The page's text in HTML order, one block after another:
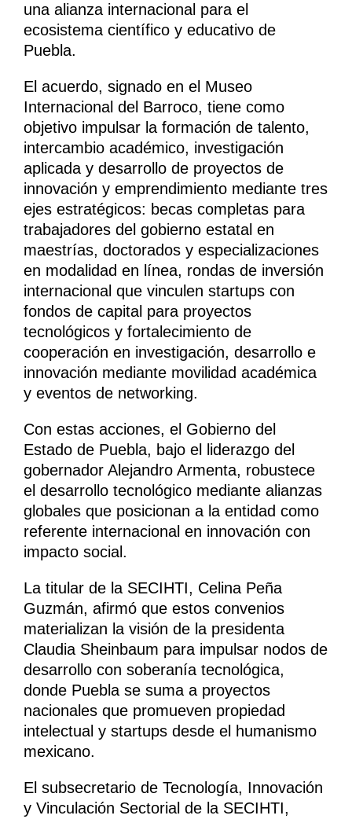
una alianza internacional para el
ecosistema científico y educativo de
Puebla.
El acuerdo, signado en el Museo
Internacional del Barroco, tiene como
objetivo impulsar la formación de talento,
intercambio académico, investigación
aplicada y desarrollo de proyectos de
innovación y emprendimiento mediante tres
ejes estratégicos: becas completas para
trabajadores del gobierno estatal en
maestrías, doctorados y especializaciones
en modalidad en línea, rondas de inversión
internacional que vinculen startups con
fondos de capital para proyectos
tecnológicos y fortalecimiento de
cooperación en investigación, desarrollo e
innovación mediante movilidad académica
y eventos de networking.
Con estas acciones, el Gobierno del
Estado de Puebla, bajo el liderazgo del
gobernador Alejandro Armenta, robustece
el desarrollo tecnológico mediante alianzas
globales que posicionan a la entidad como
referente internacional en innovación con
impacto social.
La titular de la SECIHTI, Celina Peña
Guzmán, afirmó que estos convenios
materializan la visión de la presidenta
Claudia Sheinbaum para impulsar nodos de
desarrollo con soberanía tecnológica,
donde Puebla se suma a proyectos
nacionales que promueven propiedad
intelectual y startups desde el humanismo
mexicano.
El subsecretario de Tecnología, Innovación
y Vinculación Sectorial de la SECIHTI,